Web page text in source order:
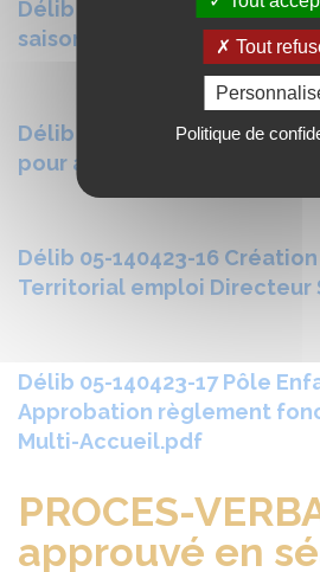
Délib 05-140423-14 Création
saisonniers été 2023.pdf
Délib 05-140423-15
pour accroissement
Délib 05-140423-16
Territorial emploi Directeur
Délib 05-140423-17 Pôle
Approbation règlement
Multi-Accueil.pdf
PROCES-
approuvé en
Tout
Politique de